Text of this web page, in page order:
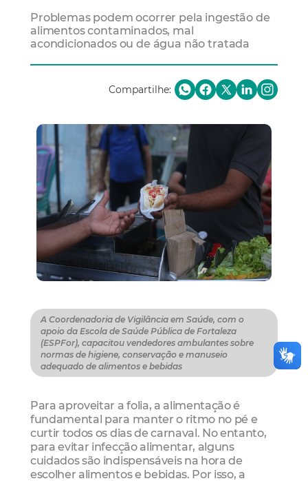
Problemas podem ocorrer pela ingestão de
alimentos contaminados, mal
acondicionados ou de água não tratada
Compartilhe:
A Coordenadoria de Vigilância em Saúde, com o
apoio da Escola de Saúde Pública de Fortaleza
(ESPFor), capacitou vendedores ambulantes sobre
normas de higiene, conservação e manuseio
adequado de alimentos e bebidas
Para aproveitar a folia, a alimentação é
fundamental para manter o ritmo no pé e
curtir todos os dias de carnaval. No entanto,
para evitar infecção alimentar, alguns
cuidados são indispensáveis na hora de
escolher alimentos e bebidas. Por isso, a